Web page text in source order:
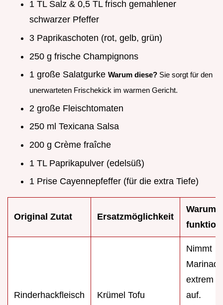
1 TL Salz & 0,5 TL frisch gemahlener
schwarzer Pfeffer
3 Paprikaschoten (rot, gelb, grün)
250 g frische Champignons
1 große Salatgurke Warum diese? Sie sorgt für den
unerwarteten Frischekick im warmen Gericht.
2 große Fleischtomaten
250 ml Texicana Salsa
200 g Crème fraîche
1 TL Paprikapulver (edelsüß)
1 Prise Cayennepfeffer (für die extra Tiefe)
Original Zutat Ersatzmöglichkeit
Warum
Rinderhackfleisch Krümel Tofu
Nimmt
extrem
auf.